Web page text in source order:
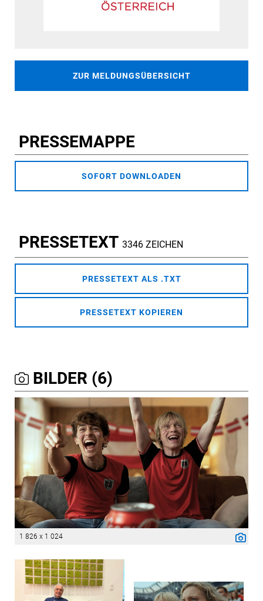
ZUR MELDUNGSÜBERSICHT
PRESSEMAPPE
SOFORT DOWNLOADEN
PRESSETEXT 3346 ZEICHEN
PRESSETEXT ALS .TXT
PRESSETEXT KOPIEREN
BILDER (6)
1 826 x 1 024